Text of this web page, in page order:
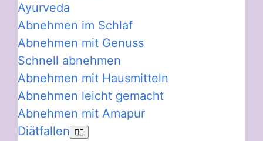
Ayurveda
Abnehmen im Schlaf
Abnehmen mit Genuss
Schnell abnehmen
Abnehmen mit Hausmitteln
Abnehmen leicht gemacht
Abnehmen mit Amapur
Diätfallen